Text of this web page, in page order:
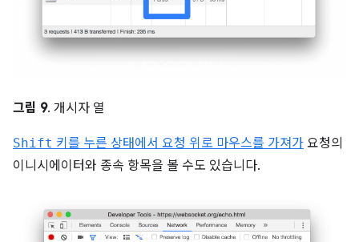
그림 9. 개시자 열
Shift 키를 누른 상태에서 요청 위로 마우스를 가져가 요청의
이니시에이터와 종속 항목을 볼 수도 있습니다.